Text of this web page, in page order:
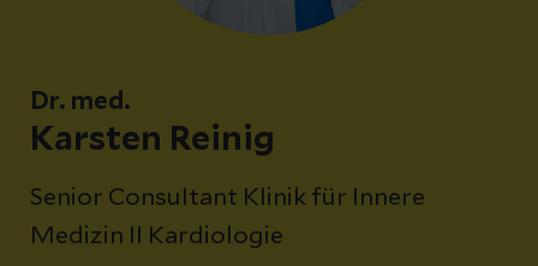
Dr. med.
Karsten Reinig
Senior Consultant Klinik für Innere
Medizin II Kardiologie